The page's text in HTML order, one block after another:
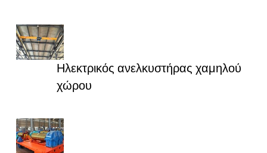
Ηλεκτρικός ανελκυστήρας χαμηλού
χώρου